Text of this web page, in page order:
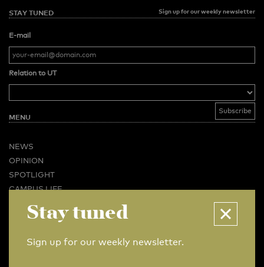
STAY TUNED Sign up for our weekly newsletter
E-mail
Relation to UT
MENU
NEWS
OPINION
SPOTLIGHT
CAMPUS LIFE
BUSINESS & CAREER
Stay tuned
Sign up for our weekly newsletter.